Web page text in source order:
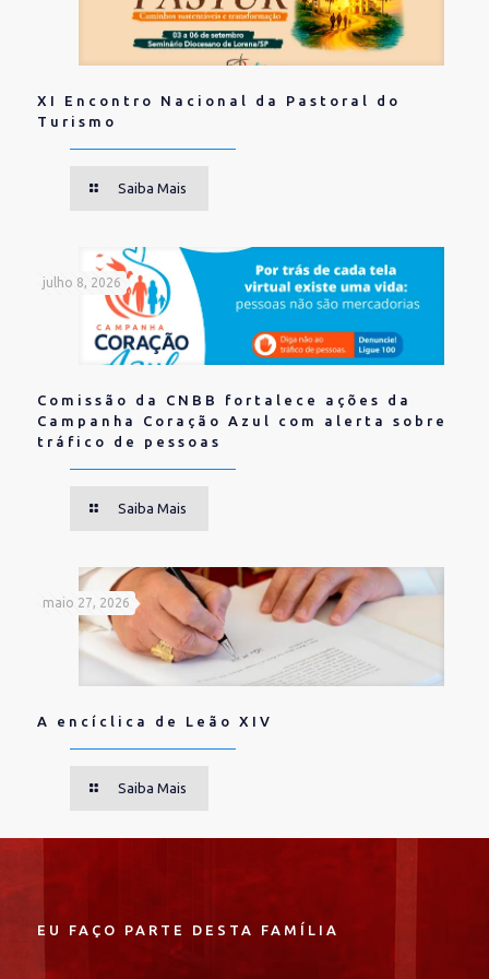
XI Encontro Nacional da Pastoral do
Turismo
Saiba Mais
julho 8, 2026
Comissão da CNBB fortalece ações da
Campanha Coração Azul com alerta sobre
tráfico de pessoas
Saiba Mais
maio 27, 2026
A encíclica de Leão XIV
Saiba Mais
EU FAÇO PARTE DESTA FAMÍLIA